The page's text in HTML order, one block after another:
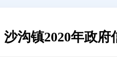
沙沟镇2020年政